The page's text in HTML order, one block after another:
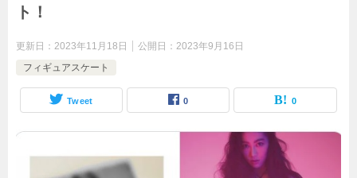
ト！
更新日： 2023年11月18日 公開日： 2023年9月16日
フィギュアスケート
Tweet 0 0